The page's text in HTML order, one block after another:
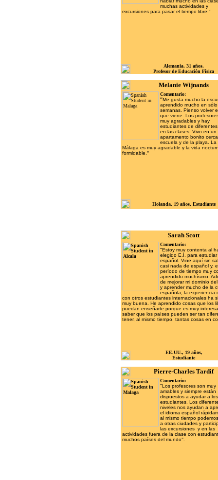
muchas actividades y
excursiones para pasar el tiempo libre."
Alemania, 31 años,
Profesor de Educación Física
Melanie Wijnands
Comentario:
“Me gusta mucho la
aprendido mucho en
semanas. Pienso volver
que viene. Los
muy agradables y hay
estudiantes de
en las clases. Vivo en un
apartamento bonito
escuela y de la playa. La
Málaga es muy agradable y la vida
formidable. "
Holanda, 19 años, Estudiante
Sarah Scott
Comentario:
"Estoy muy contenta al
elegido E.I. para estudiar
español. Vine aquí sin
casi nada de español y,
período de tiempo muy
aprendido muchísimo.
de mejorar mi dominio
y aprender mucho de la
española, la experiencia
con otros estudiantes internacionales ha
muy buena. He aprendido cosas que los
puedan enseñarte porque es muy
saber que los países pueden ser tan
tener, al mismo tiempo, tantas cosas en
EE.UU., 19 años,
Estudiante
Pierre-Charles Tardif
Comentario:
"Los profesores son muy
amables y siempre están
dispuestos a ayudar a los
estudiantes. Los
niveles nos ayudan a
el idioma español
al mismo tiempo
a otras ciudades y
las excursiones y en las
actividades fuera de la clase con
muchos países del mundo".